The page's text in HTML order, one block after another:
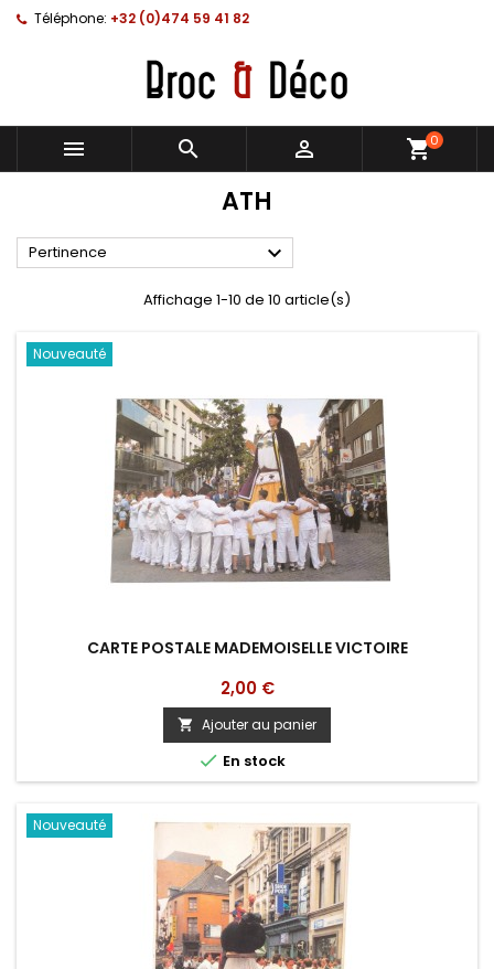
Téléphone: +32 (0)474 59 41 82
   shopping_cart0
ATH
Pertinence 
Affichage 1-10 de 10 article(s)
Nouveauté
CARTE POSTALE MADEMOISELLE VICTOIRE
Prix
2,00 €
 Ajouter au panier
 En stock
Nouveauté